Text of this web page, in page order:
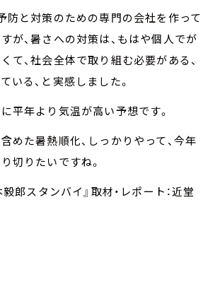
防と対策のための専門の会社を作って
が、暑さへの対策は、もはや個人でが
て、社会全体で取り組む必要がある、
いる、と実感しました。
平年より気温が高い予想です。
めた暑熱順化、しっかりやって、今年
切りたいですね。
毅郎スタンバイ』取材・レポート：近堂